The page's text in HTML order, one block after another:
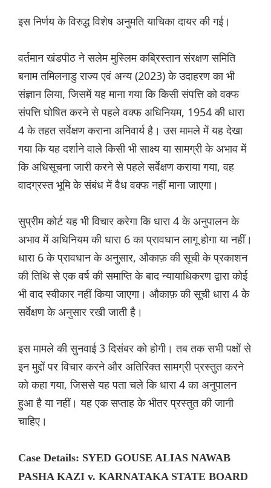
इस निर्णय के विरुद्ध विशेष अनुमति याचिका दायर की गई।
वर्तमान खंडपीठ ने सलेम मुस्लिम कब्रिस्तान संरक्षण समिति
बनाम तमिलनाडु राज्य एवं अन्य (2023) के उदाहरण का भी
संज्ञान लिया, जिसमें यह माना गया कि किसी संपत्ति को वक्फ
संपत्ति घोषित करने से पहले वक्फ अधिनियम, 1954 की धारा
4 के तहत सर्वेक्षण कराना अनिवार्य है। उस मामले में यह देखा
गया कि यह दर्शाने वाले किसी भी साक्ष्य या सामग्री के अभाव में
कि अधिसूचना जारी करने से पहले सर्वेक्षण कराया गया, वह
वादग्रस्त भूमि के संबंध में वैध वक्फ नहीं माना जाएगा।
सुप्रीम कोर्ट यह भी विचार करेगा कि धारा 4 के अनुपालन के
अभाव में अधिनियम की धारा 6 का प्रावधान लागू होगा या नहीं।
धारा 6 के प्रावधान के अनुसार, औकाफ़ की सूची के प्रकाशन
की तिथि से एक वर्ष की समाप्ति के बाद न्यायाधिकरण द्वारा कोई
भी वाद स्वीकार नहीं किया जाएगा। औकाफ़ की सूची धारा 4 के
सर्वेक्षण के अनुसार रखी जाती है।
इस मामले की सुनवाई 3 दिसंबर को होगी। तब तक सभी पक्षों से
इन मुद्दों पर विचार करने और अतिरिक्त सामग्री प्रस्तुत करने
को कहा गया, जिससे यह पता चले कि धारा 4 का अनुपालन
हुआ है या नहीं। यह एक सप्ताह के भीतर प्रस्तुत की जानी
चाहिए।
Case Details: SYED GOUSE ALIAS NAWAB
PASHA KAZI v. KARNATAKA STATE BOARD